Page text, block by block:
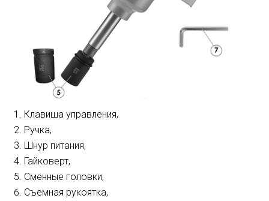
Клавиша управления,
Ручка,
Шнур питания,
Гайковерт,
Сменные головки,
Съемная рукоятка,